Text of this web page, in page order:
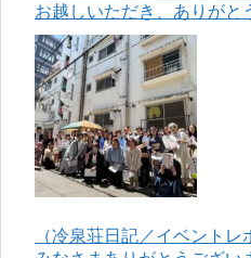
お越しいただき、ありがと
（冷泉荘日記／イベント